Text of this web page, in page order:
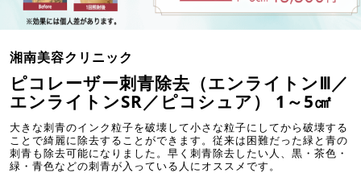
湘南美容クリニック
ピコレーザー刺青除去（エンライトンⅢ／
エンライトンSR／ピコシュア） 1～5㎠
大きな刺青のインク粒子を破壊して小さな粒子にしてから破壊する
ことで綺麗に除去することができます。従来は困難だった緑と青の
刺青も除去可能になりました。早く刺青除去したい人、黒・茶色・
緑・青色などの刺青が入っている人にオススメです。